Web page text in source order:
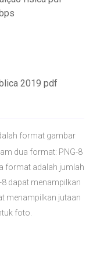
2019 pdf
format gambar
dua format: PNG-8
format adalah jumlah
dapat menampilkan
menampilkan jutaan
foto.